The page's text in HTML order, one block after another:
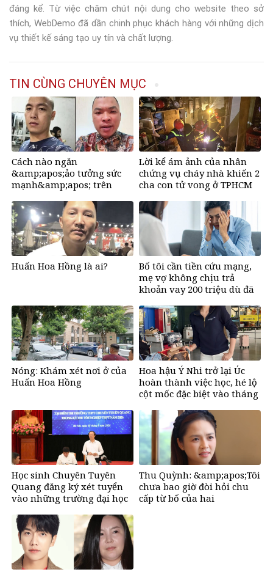
đáng kể. Từ việc chăm chút nội dung cho website theo sở
thích, WebDemo đã dần chinh phục khách hàng với những dịch
vụ thiết kế sáng tạo uy tín và chất lượng.
TIN CÙNG CHUYÊN MỤC
Cách nào ngăn
&amp;apos;ảo tưởng sức
mạnh&amp;apos; trên
tích cực?
Lời kể ám ảnh của nhân
chứng vụ cháy nhà khiến 2
cha con tử vong ở TPHCM
Huấn Hoa Hồng là ai?
Bố tôi cần tiền cứu mạng,
mẹ vợ không chịu trả
khoản vay 200 triệu dù đã
Nóng: Khám xét nơi ở của
Huấn Hoa Hồng
Hoa hậu Ý Nhi trở lại Úc
hoàn thành việc học, hé lộ
cột mốc đặc biệt vào tháng
Học sinh Chuyên Tuyên
Quang đăng ký xét tuyển
vào những trường đại học
Thu Quỳnh: &amp;apos;Tôi
chưa bao giờ đòi hỏi chu
cấp từ bố của hai